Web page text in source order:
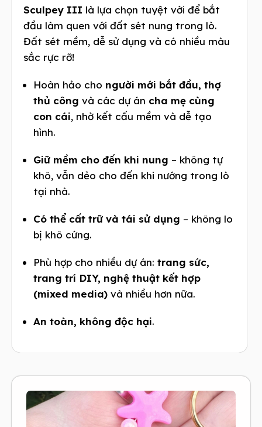
Sculpey III là lựa chọn tuyệt vời để bắt
đầu làm quen với đất sét nung trong lò.
Đất sét mềm, dễ sử dụng và có nhiều màu
sắc rực rỡ!
Hoàn hảo cho người mới bắt đầu, thợ
thủ công và các dự án cha mẹ cùng
con cái, nhờ kết cấu mềm và dễ tạo
hình.
Giữ mềm cho đến khi nung – không tự
khô, vẫn dẻo cho đến khi nướng trong lò
tại nhà.
Có thể cất trữ và tái sử dụng – không lo
bị khô cứng.
Phù hợp cho nhiều dự án:trang sức,
trang trí DIY, nghệ thuật kết hợp
(mixed media) và nhiều hơn nữa.
An toàn, không độc hại.